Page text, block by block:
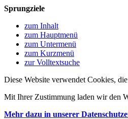
Sprungziele
zum Inhalt
zum Hauptmenü
zum Untermenü
zum Kurzmenü
zur Volltextsuche
Diese Website verwendet Cookies,
Mit Ihrer Zustimmung laden wir den
Mehr dazu in unserer